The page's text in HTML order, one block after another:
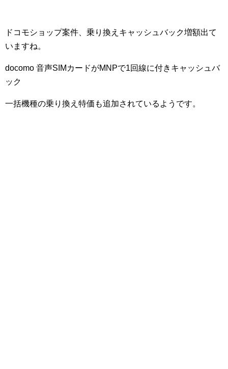
ドコモショップ案件、乗り換えキャッシュバック増額出て
いますね。
docomo 音声SIMカードがMNPで1回線に付きキャッシュバ
ック
一括機種の乗り換え特価も追加されているようです。